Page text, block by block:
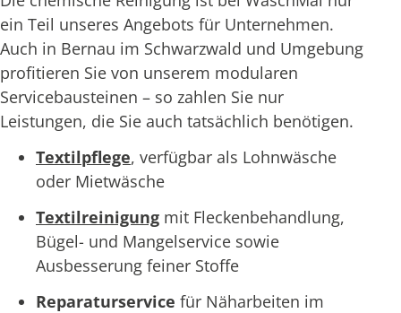
ein Teil unseres Angebots für Unternehmen.
Auch in Bernau im Schwarzwald und Umgebung
profitieren Sie von unserem modularen
Servicebausteinen – so zahlen Sie nur
Leistungen, die Sie auch tatsächlich benötigen.
Textilpflege, verfügbar als Lohnwäsche
oder Mietwäsche
Textilreinigung mit Fleckenbehandlung,
Bügel- und Mangelservice sowie
Ausbesserung feiner Stoffe
Reparaturservice für Näharbeiten im